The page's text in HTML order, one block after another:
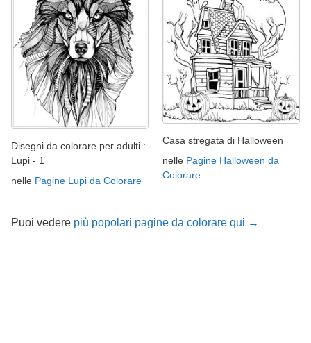
Disegni da colorare per adulti :
Lupi - 1
nelle Pagine Lupi da Colorare
Casa stregata di Halloween
nelle Pagine Halloween da
Colorare
Puoi vedere più popolari pagine da colorare qui →